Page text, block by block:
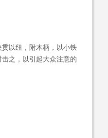
以纽，附木柄，以小铁
之，以引起大众注意的